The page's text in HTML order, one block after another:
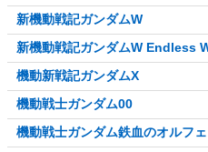
新機動戦記ガンダムW
新機動戦記ガンダムW Endless
機動新戦記ガンダムX
機動戦士ガンダム00
機動戦士ガンダム鉄血のオルフ